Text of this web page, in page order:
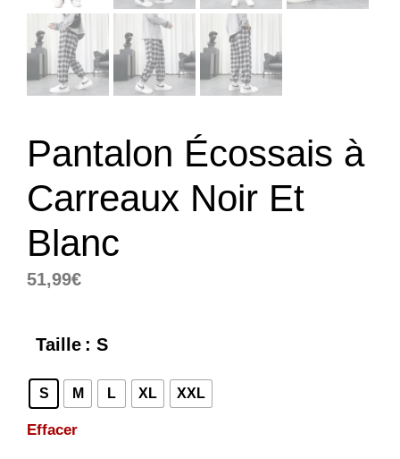
Pantalon Écossais à
Carreaux Noir Et
Blanc
51,99€
Taille : S
S M L XL XXL
Effacer